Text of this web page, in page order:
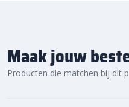
Maak jouw
Producten die matchen bij dit